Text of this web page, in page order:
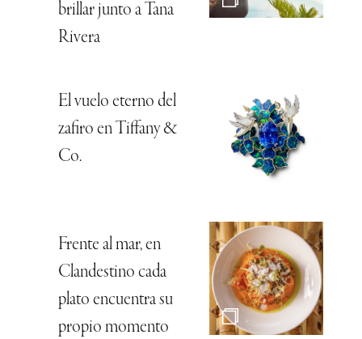
brillar junto a Tana
Rivera
El vuelo eterno del
zafiro en Tiffany &
Co.
Frente al mar, en
Clandestino cada
plato encuentra su
propio momento